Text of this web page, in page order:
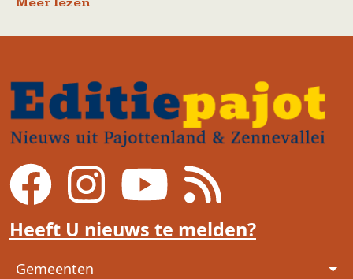
Meer lezen
Heeft U nieuws te melden?
Voet
Gemeenten